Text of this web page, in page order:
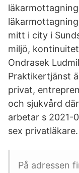
mitt i city i
miljö,
Ondrasek
Praktikertjänst
privat,
och sjukvård
arbetar s 2021-
sex privatläkare.
På adressen